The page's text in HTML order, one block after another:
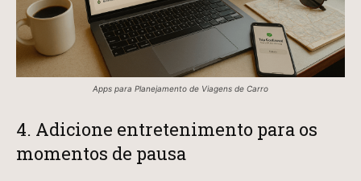
Apps para Planejamento de Viagens de Carro
4. Adicione entretenimento para os
momentos de pausa